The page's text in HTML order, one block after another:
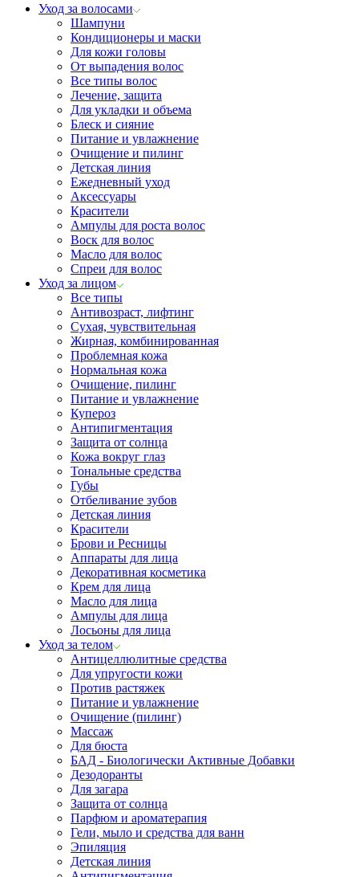
Уход за волосами
Шампуни
Кондиционеры и маски
Для кожи головы
От выпадения волос
Все типы волос
Лечение, защита
Для укладки и объема
Блеск и сияние
Питание и увлажнение
Очищение и пилинг
Детская линия
Ежедневный уход
Аксессуары
Красители
Ампулы для роста волос
Воск для волос
Масло для волос
Спреи для волос
Уход за лицом
Все типы
Антивозраст, лифтинг
Сухая, чувствительная
Жирная, комбинированная
Проблемная кожа
Нормальная кожа
Очищение, пилинг
Питание и увлажнение
Купероз
Антипигментация
Защита от солнца
Кожа вокруг глаз
Тональные средства
Губы
Отбеливание зубов
Детская линия
Красители
Брови и Ресницы
Аппараты для лица
Декоративная косметика
Крем для лица
Масло для лица
Ампулы для лица
Лосьоны для лица
Уход за телом
Антицеллюлитные средства
Для упругости кожи
Против растяжек
Питание и увлажнение
Очищение (пилинг)
Массаж
Для бюста
БАД - Биологически Активные Добавки
Дезодоранты
Для загара
Защита от солнца
Парфюм и ароматерапия
Гели, мыло и средства для ванн
Эпиляция
Детская линия